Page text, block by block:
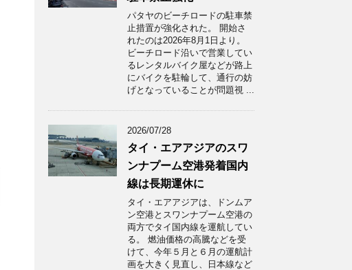
パタヤのビーチロードの駐車禁
止措置が強化された。 開始さ
れたのは2026年8月1日より。
ビーチロード沿いで営業してい
るレンタルバイク屋などが路上
にバイクを駐輪して、通行の妨
げとなっていることが問題視 ...
2026/07/28
タイ・エアアジアのスワ
ンナプーム空港発着国内
線は長期運休に
タイ・エアアジアは、ドンムア
ン空港とスワンナプーム空港の
両方でタイ国内線を運航してい
る。 燃油価格の高騰などを受
けて、今年５月と６月の運航計
画を大きく見直し、日本線など